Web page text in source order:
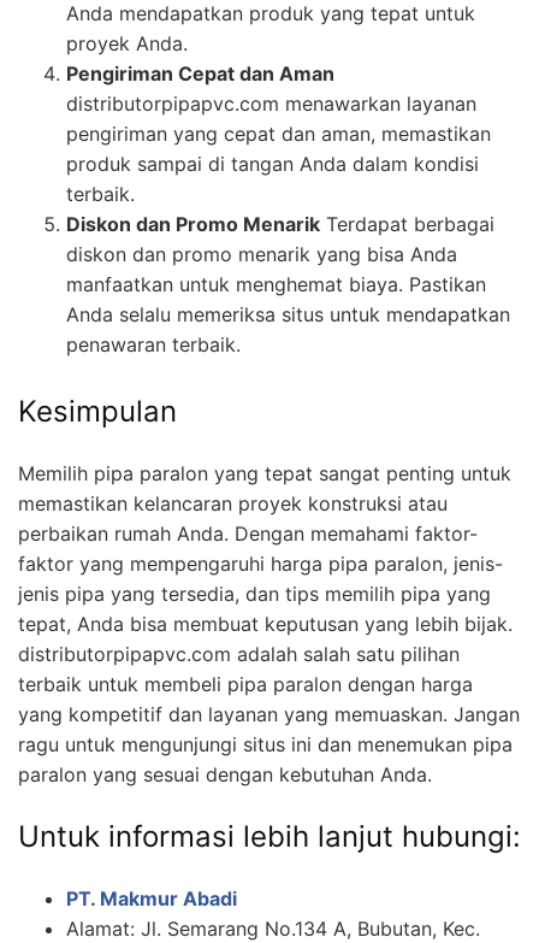
Anda mendapatkan produk yang tepat untuk
proyek Anda.
Pengiriman Cepat dan Aman
distributorpipapvc.com menawarkan layanan
pengiriman yang cepat dan aman, memastikan
produk sampai di tangan Anda dalam kondisi
terbaik.
Diskon dan Promo Menarik Terdapat berbagai
diskon dan promo menarik yang bisa Anda
manfaatkan untuk menghemat biaya. Pastikan
Anda selalu memeriksa situs untuk mendapatkan
penawaran terbaik.
Kesimpulan
Memilih pipa paralon yang tepat sangat penting untuk
memastikan kelancaran proyek konstruksi atau
perbaikan rumah Anda. Dengan memahami faktor-
faktor yang mempengaruhi harga pipa paralon, jenis-
jenis pipa yang tersedia, dan tips memilih pipa yang
tepat, Anda bisa membuat keputusan yang lebih bijak.
distributorpipapvc.com adalah salah satu pilihan
terbaik untuk membeli pipa paralon dengan harga
yang kompetitif dan layanan yang memuaskan. Jangan
ragu untuk mengunjungi situs ini dan menemukan pipa
paralon yang sesuai dengan kebutuhan Anda.
Untuk informasi lebih lanjut hubungi:
PT. Makmur Abadi
Alamat: Jl. Semarang No.134 A, Bubutan, Kec.